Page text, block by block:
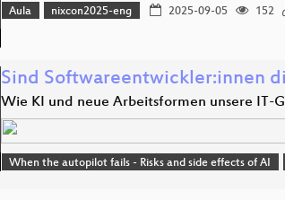
Aula nixcon2025-eng 2025-09-05 152
Sind Softwareentwickler:innen
Wie KI und neue Arbeitsformen unsere IT-
When the autopilot fails - Risks and side effects of AI